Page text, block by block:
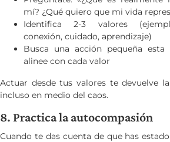
mí? ¿Qué quiero que mi vida
Identifica 2-3 valores
conexión, cuidado, aprendizaje)
Busca una acción pequeña esta
alinee con cada valor
Actuar desde tus valores te devuelve
incluso en medio del caos.
8. Practica la autocompasión
Cuando te das cuenta de que has